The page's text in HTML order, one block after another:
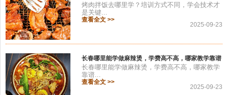
2025-09-23
烤肉拌饭去哪里学？培训方式不同，学会技术才
是关键...
查看全文 >>
长春哪里能学做麻辣烫，学费高不高，哪家教学靠谱
2025-09-23
长春哪里能学做麻辣烫，学费高不高，哪家教学
靠谱...
查看全文 >>